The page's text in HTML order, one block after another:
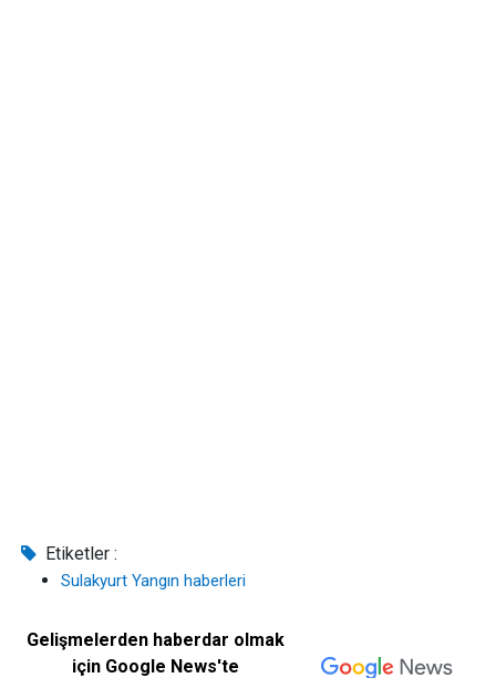
Etiketler :
Sulakyurt Yangın haberleri
Gelişmelerden haberdar olmak
için Google News'te